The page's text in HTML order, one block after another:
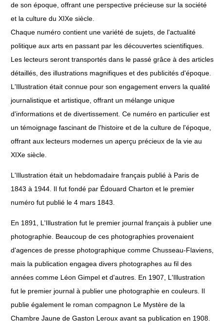
de son époque, offrant une perspective précieuse sur la société
et la culture du XIXe siècle.
Chaque numéro contient une variété de sujets, de l'actualité
politique aux arts en passant par les découvertes scientifiques.
Les lecteurs seront transportés dans le passé grâce à des articles
détaillés, des illustrations magnifiques et des publicités d'époque.
L'Illustration était connue pour son engagement envers la qualité
journalistique et artistique, offrant un mélange unique
d'informations et de divertissement. Ce numéro en particulier est
un témoignage fascinant de l'histoire et de la culture de l'époque,
offrant aux lecteurs modernes un aperçu précieux de la vie au
XIXe siècle.
L'Illustration était un hebdomadaire français publié à Paris de
1843 à 1944. Il fut fondé par Édouard Charton et le premier
numéro fut publié le 4 mars 1843.
En 1891, L'Illustration fut le premier journal français à publier une
photographie. Beaucoup de ces photographies provenaient
d'agences de presse photographique comme Chusseau-Flaviens,
mais la publication engagea divers photographes au fil des
années comme Léon Gimpel et d'autres. En 1907, L'Illustration
fut le premier journal à publier une photographie en couleurs. Il
publie également le roman compagnon Le Mystère de la
Chambre Jaune de Gaston Leroux avant sa publication en 1908.